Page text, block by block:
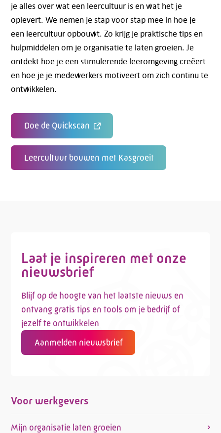
Contactformulier
je alles over wat een leercultuur is en wat het je
oplevert. We nemen je stap voor stap mee in hoe je
een leercultuur opbouwt. Zo krijg je praktische tips en
hulpmiddelen om je organisatie te laten groeien. Je
ontdekt hoe je een stimulerende leeromgeving creëert
en hoe je je medewerkers motiveert om zich continu te
ontwikkelen.
Doe de Quickscan
Leercultuur bouwen met Kasgroeit
Laat je inspireren met onze
nieuwsbrief
Blijf op de hoogte van het laatste nieuws en
ontvang gratis tips en tools om je bedrijf of
jezelf te ontwikkelen
Aanmelden nieuwsbrief
Voor werkgevers
Mijn organisatie laten groeien